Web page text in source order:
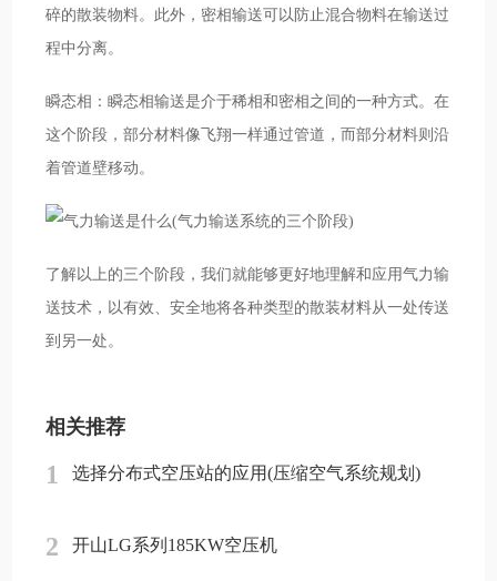
碎的散装物料。此外，密相输送可以防止混合物料在输送过
程中分离。
瞬态相：瞬态相输送是介于稀相和密相之间的一种方式。在
这个阶段，部分材料像飞翔一样通过管道，而部分材料则沿
着管道壁移动。
了解以上的三个阶段，我们就能够更好地理解和应用气力输
送技术，以有效、安全地将各种类型的散装材料从一处传送
到另一处。
相关推荐
1 选择分布式空压站的应用(压缩空气系统规划)
2 开山LG系列185KW空压机